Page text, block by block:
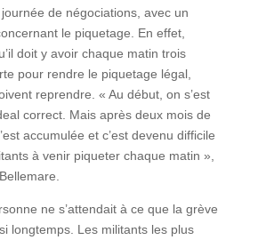
de négociations, avec un
le piquetage. En effet,
doit y avoir chaque matin trois
pour rendre le piquetage légal,
reprendre. « Au début, on s’est
correct. Mais après deux mois de
accumulée et c’est devenu difficile
à venir piqueter chaque matin »,
ne s’attendait à ce que la grève
longtemps. Les militants les plus